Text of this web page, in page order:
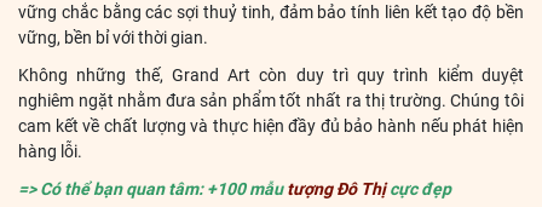
vững chắc bằng các sợi thuỷ tinh, đảm bảo tính liên kết tạo độ bền
vững, bền bỉ với thời gian.
Không những thế, Grand Art còn duy trì quy trình kiểm duyệt
nghiêm ngặt nhằm đưa sản phẩm tốt nhất ra thị trường. Chúng tôi
cam kết về chất lượng và thực hiện đầy đủ bảo hành nếu phát hiện
hàng lỗi.
=> Có thể bạn quan tâm: +100 mẫutượng Đô Thịcực đẹp